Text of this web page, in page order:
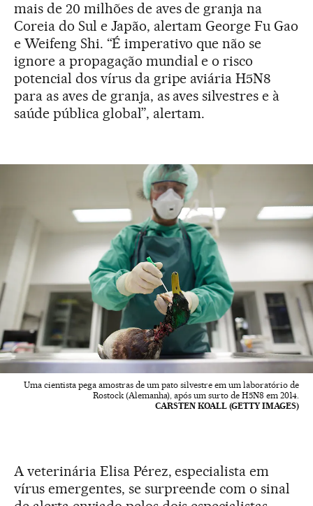
mais de 20 milhões de aves de granja na
Coreia do Sul e Japão, alertam George Fu Gao
e Weifeng Shi. “É imperativo que não se
ignore a propagação mundial e o risco
potencial dos vírus da gripe aviária H5N8
para as aves de granja, as aves silvestres e à
saúde pública global”, alertam.
Uma cientista pega amostras de um pato silvestre em um laboratório de
Rostock (Alemanha), após um surto de H5N8 em 2014.
CARSTEN KOALL (GETTY IMAGES)
A veterinária Elisa Pérez, especialista em
vírus emergentes, se surpreende com o sinal